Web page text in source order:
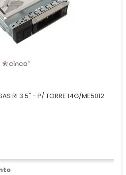
RI 3.5" - P/ TORRE 14G/ME5012